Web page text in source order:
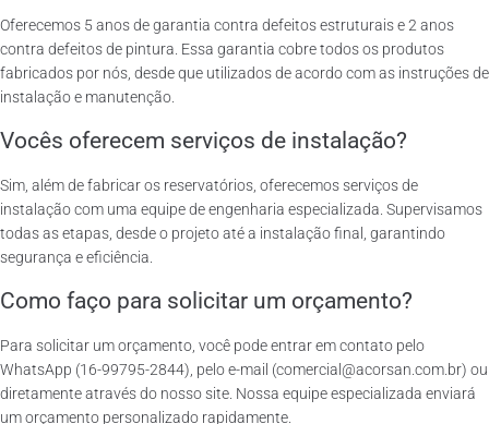
Oferecemos 5 anos de garantia contra defeitos estruturais e 2 anos
contra defeitos de pintura. Essa garantia cobre todos os produtos
fabricados por nós, desde que utilizados de acordo com as instruções de
instalação e manutenção.
Vocês oferecem serviços de instalação?
Sim, além de fabricar os reservatórios, oferecemos serviços de
instalação com uma equipe de engenharia especializada. Supervisamos
todas as etapas, desde o projeto até a instalação final, garantindo
segurança e eficiência.
Como faço para solicitar um orçamento?
Para solicitar um orçamento, você pode entrar em contato pelo
WhatsApp (16-99795-2844), pelo e-mail (comercial@acorsan.com.br) ou
diretamente através do nosso site. Nossa equipe especializada enviará
um orçamento personalizado rapidamente.